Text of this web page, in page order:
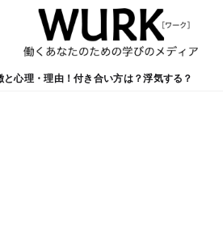
心理・理由！付き合い方は？浮気する？